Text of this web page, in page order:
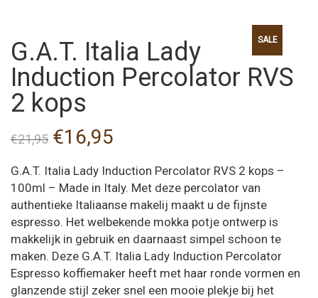
SALE
G.A.T. Italia Lady
Induction Percolator RVS
2 kops
€21,95 Oorspronkelijke
was:
€21,95.
€16,95
is:
€16,95.
G.A.T. Italia Lady Induction Percolator RVS 2 kops –
100ml – Made in Italy. Met deze percolator van
authentieke Italiaanse makelij maakt u de fijnste
espresso. Het welbekende mokka potje ontwerp is
makkelijk in gebruik en daarnaast simpel schoon te
maken. Deze G.A.T. Italia Lady Induction Percolator
Espresso koffiemaker heeft met haar ronde vormen en
glanzende stijl zeker snel een mooie plekje bij het